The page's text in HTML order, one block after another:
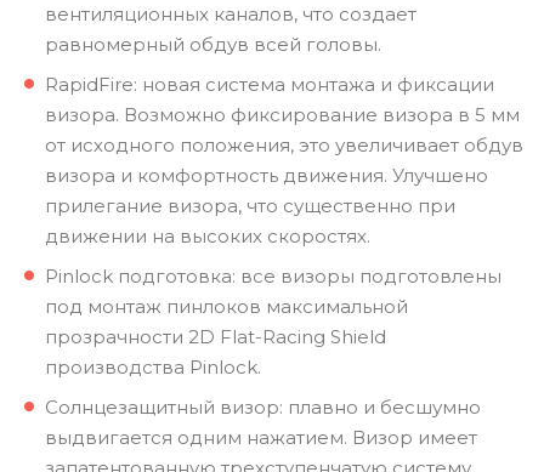
вентиляционных каналов, что создает
равномерный обдув всей головы.
RapidFire: новая система монтажа и фиксации
визора. Возможно фиксирование визора в 5 мм
от исходного положения, это увеличивает обдув
визора и комфортность движения. Улучшено
прилегание визора, что существенно при
движении на высоких скоростях.
Pinlock подготовка: все визоры подготовлены
под монтаж пинлоков максимальной
прозрачности 2D Flat-Racing Shield
производства Pinlock.
Солнцезащитный визор: плавно и бесшумно
выдвигается одним нажатием. Визор имеет